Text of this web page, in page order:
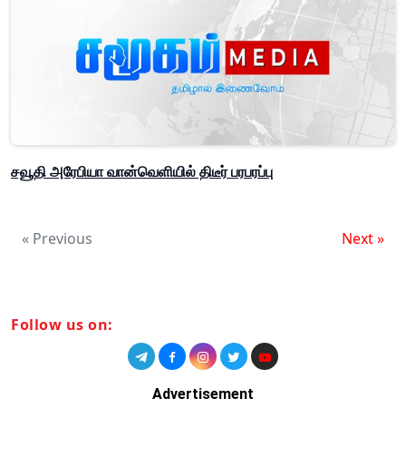
சவூதி அரேபியா வான்வெளியில் திடீர் பரபரப்பு
« Previous Next »
Follow us on:
Advertisement